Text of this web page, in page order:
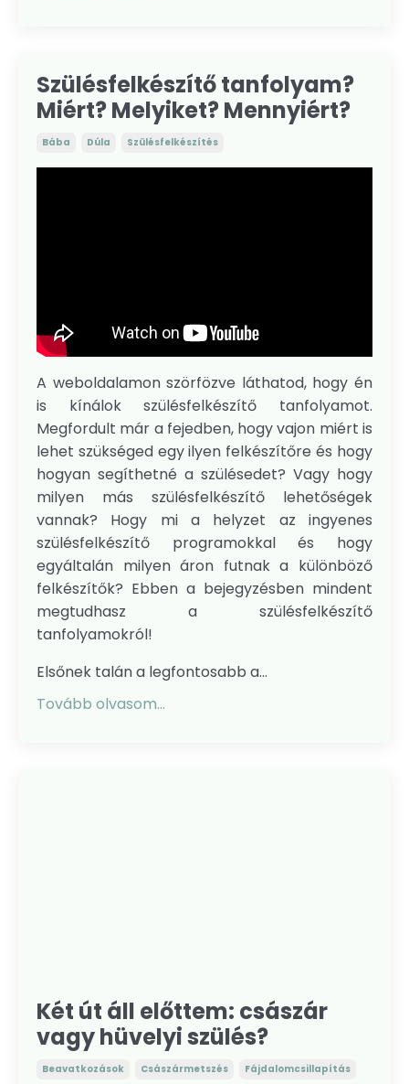
Szülésfelkészítő tanfolyam?
Miért? Melyiket? Mennyiért?
Bába Dúla Szülésfelkészítés
A weboldalamon szörfözve láthatod, hogy én
is kínálok szülésfelkészítő tanfolyamot.
Megfordult már a fejedben, hogy vajon miért is
lehet szükséged egy ilyen felkészítőre és hogy
hogyan segíthetné a szülésedet? Vagy hogy
milyen más szülésfelkészítő lehetőségek
vannak? Hogy mi a helyzet az ingyenes
szülésfelkészítő programokkal és hogy
egyáltalán milyen áron futnak a különböző
felkészítők? Ebben a bejegyzésben mindent
megtudhasz a szülésfelkészítő
tanfolyamokról!
Elsőnek talán a legfontosabb a...
Tovább olvasom...
Két út áll előttem: császár
vagy hüvelyi szülés?
Beavatkozások Császármetszés Fájdalomcsillapítás